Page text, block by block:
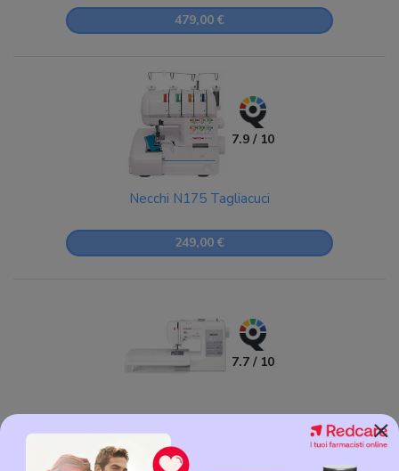
479,00 €
7.9 / 10
Necchi N175 Tagliacuci
249,00 €
7.7 / 10
299,00 €
×